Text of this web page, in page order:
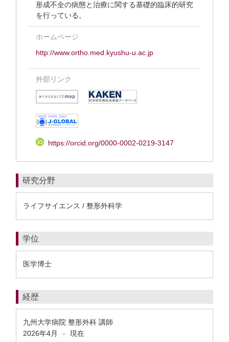
形成不全の病態と治療に関する基礎的臨床的研究
を行っている。
ホームページ
http://www.ortho.med.kyushu-u.ac.jp
外部リンク
https://orcid.org/0000-0002-0219-3147
研究分野
ライフサイエンス / 整形外科学
学位
医学博士
経歴
九州大学病院 整形外科 講師
2026年4月
-
現在